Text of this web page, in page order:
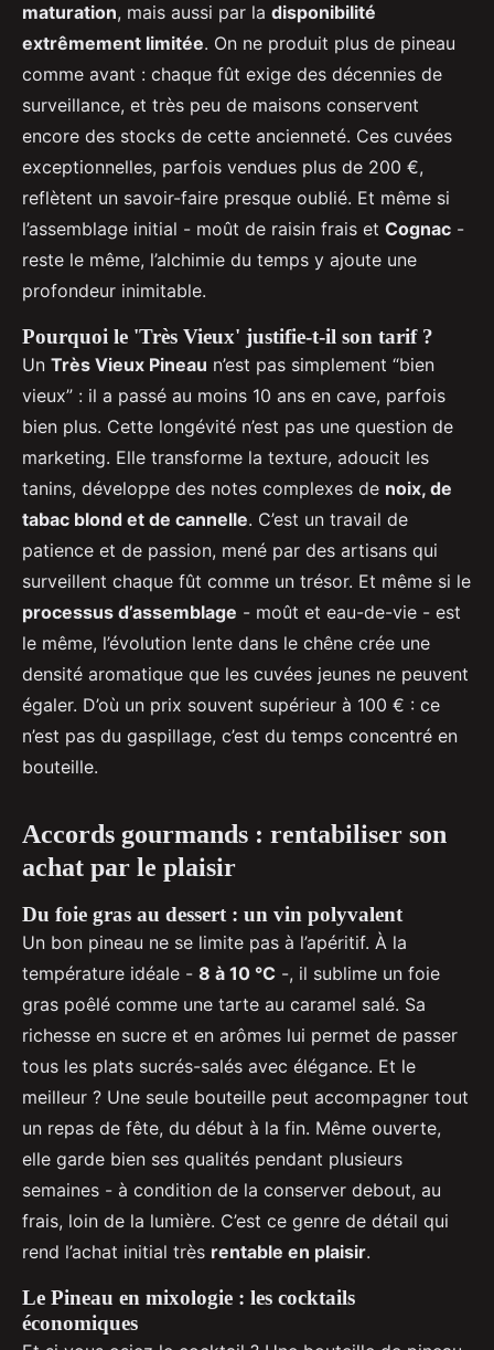
maturation, mais aussi par la disponibilité
extrêmement limitée. On ne produit plus de pineau
comme avant : chaque fût exige des décennies de
surveillance, et très peu de maisons conservent
encore des stocks de cette ancienneté. Ces cuvées
exceptionnelles, parfois vendues plus de 200 €,
reflètent un savoir-faire presque oublié. Et même si
l’assemblage initial - moût de raisin frais et Cognac -
reste le même, l’alchimie du temps y ajoute une
profondeur inimitable.
Pourquoi le 'Très Vieux' justifie-t-il son tarif ?
Un Très Vieux Pineau n’est pas simplement “bien
vieux” : il a passé au moins 10 ans en cave, parfois
bien plus. Cette longévité n’est pas une question de
marketing. Elle transforme la texture, adoucit les
tanins, développe des notes complexes de noix, de
tabac blond et de cannelle. C’est un travail de
patience et de passion, mené par des artisans qui
surveillent chaque fût comme un trésor. Et même si le
processus d’assemblage - moût et eau-de-vie - est
le même, l’évolution lente dans le chêne crée une
densité aromatique que les cuvées jeunes ne peuvent
égaler. D’où un prix souvent supérieur à 100 € : ce
n’est pas du gaspillage, c’est du temps concentré en
bouteille.
Accords gourmands : rentabiliser son
achat par le plaisir
Du foie gras au dessert : un vin polyvalent
Un bon pineau ne se limite pas à l’apéritif. À la
température idéale - 8 à 10 °C -, il sublime un foie
gras poêlé comme une tarte au caramel salé. Sa
richesse en sucre et en arômes lui permet de passer
tous les plats sucrés-salés avec élégance. Et le
meilleur ? Une seule bouteille peut accompagner tout
un repas de fête, du début à la fin. Même ouverte,
elle garde bien ses qualités pendant plusieurs
semaines - à condition de la conserver debout, au
frais, loin de la lumière. C’est ce genre de détail qui
rend l’achat initial très rentable en plaisir.
Le Pineau en mixologie : les cocktails
économiques